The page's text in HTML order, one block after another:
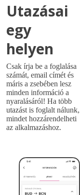
Utazásai
egy
helyen
Csak írja be a foglalása
számát, email címét és
máris a zsebében lesz
minden információ a
nyaralásáról! Ha több
utazást is foglalt nálunk,
mindet hozzárendelheti
az alkalmazáshoz.